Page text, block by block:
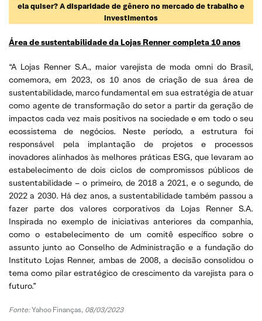
ela quiser? A disparidade de gênero no mercado de trabalho e
investimentos
Área de sustentabilidade da Lojas Renner completa 10 anos
“A Lojas Renner S.A., maior varejista de moda omni do Brasil,
comemora, em 2023, os 10 anos de criação de sua área de
sustentabilidade, marco fundamental em sua estratégia de atuar
como agente de transformação do setor a partir da geração de
impactos cada vez mais positivos na sociedade e em todo o seu
ecossistema de negócios. Neste período, a estrutura foi
responsável pela implantação de projetos e processos
inovadores alinhados às melhores práticas ESG, que levaram ao
estabelecimento de dois ciclos de compromissos públicos de
sustentabilidade – o primeiro, de 2018 a 2021, e o segundo, de
2022 a 2030. Há dez anos, a sustentabilidade também passou a
fazer parte dos valores corporativos da Lojas Renner S.A.
Inspirada no exemplo de iniciativas anteriores da companhia,
como o estabelecimento de um comitê específico sobre o
assunto junto ao Conselho de Administração e a fundação do
Instituto Lojas Renner, ambas de 2008, a decisão consolidou o
tema como pilar estratégico de crescimento da varejista para o
futuro.”
Fonte:Yahoo Finanças, 08/03/2023